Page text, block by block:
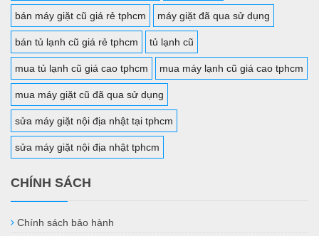
bán máy giặt cũ giá rẻ tphcm máy giặt đã qua sử dụng
bán tủ lạnh cũ giá rẻ tphcm tủ lạnh cũ
mua tủ lạnh cũ giá cao tphcm mua máy lạnh cũ giá cao tphcm
mua máy giặt cũ đã qua sử dụng
sửa máy giặt nội địa nhật tại tphcm
sửa máy giặt nội địa nhật tphcm
CHÍNH SÁCH
Chính sách bảo hành